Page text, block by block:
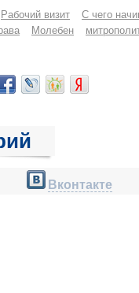
Рабочий визит
С чего
Молебен
Вконтакте